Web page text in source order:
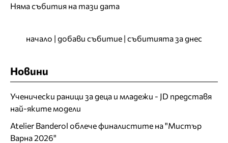
Няма събития на тази дата
начало | добави събитие | събитията за днес
Новини
Ученически раници за деца и младежи - JD представя
най-яките модели
Atelier Banderol облече финалистите на "Мистър
Варна 2026"